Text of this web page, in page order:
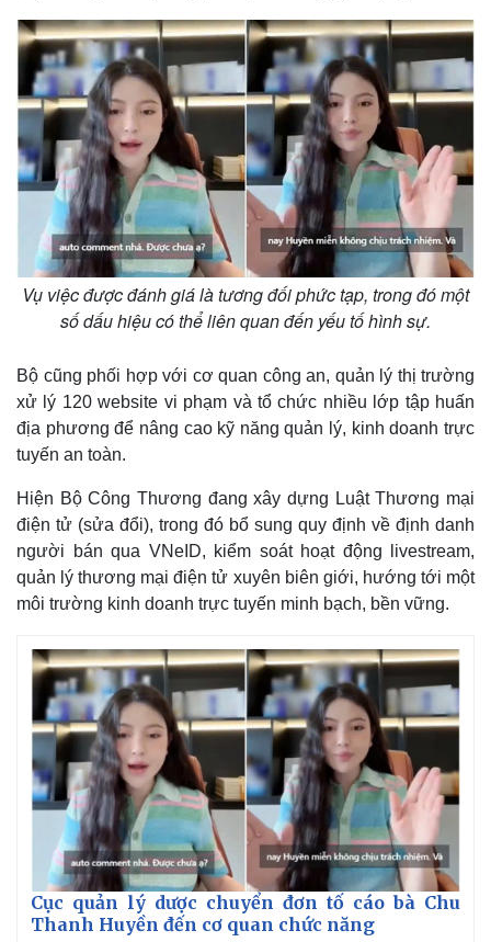
Thế giới
Quan sát
Cuộc sống đó đây
Multimedia
Video
Ảnh
E-Magazine
Infographic
Vụ việc được đánh giá là tương đối phức tạp, trong đó một
số dấu hiệu có thể liên quan đến yếu tố hình sự.
Bộ cũng phối hợp với cơ quan công an, quản lý thị trường
xử lý 120 website vi phạm và tổ chức nhiều lớp tập huấn
địa phương để nâng cao kỹ năng quản lý, kinh doanh trực
tuyến an toàn.
Hiện Bộ Công Thương đang xây dựng Luật Thương mại
điện tử (sửa đổi), trong đó bổ sung quy định về định danh
người bán qua VNeID, kiểm soát hoạt động livestream,
quản lý thương mại điện tử xuyên biên giới, hướng tới một
môi trường kinh doanh trực tuyến minh bạch, bền vững.
Cục quản lý dược chuyển đơn tố cáo bà Chu
Thanh Huyền đến cơ quan chức năng